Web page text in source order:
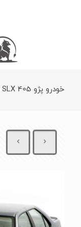
خودرو پژو 405 SLX دنده ای سال 1396